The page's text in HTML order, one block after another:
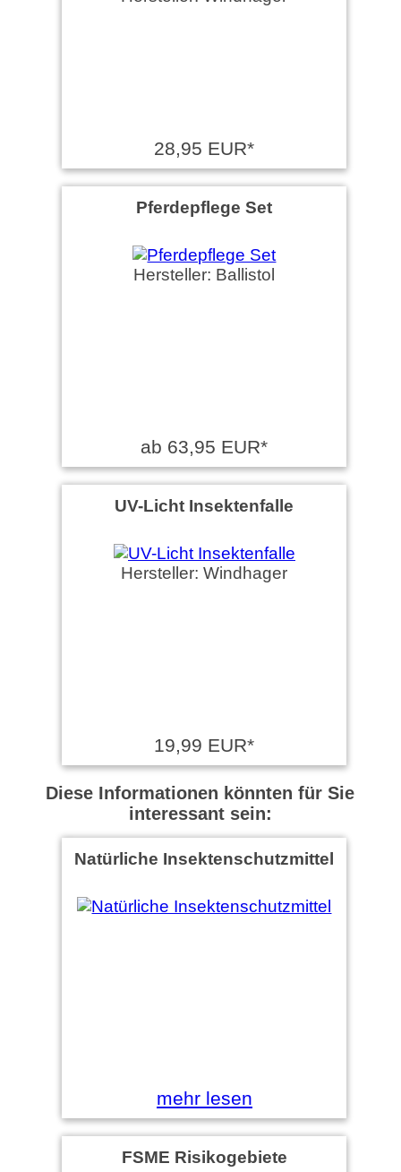
28,95 EUR*
Pferdepflege Set
Hersteller: Ballistol
ab 63,95 EUR*
UV-Licht Insektenfalle
Hersteller: Windhager
19,99 EUR*
Diese Informationen könnten für Sie
interessant sein:
Natürliche Insektenschutzmittel
mehr lesen
FSME Risikogebiete